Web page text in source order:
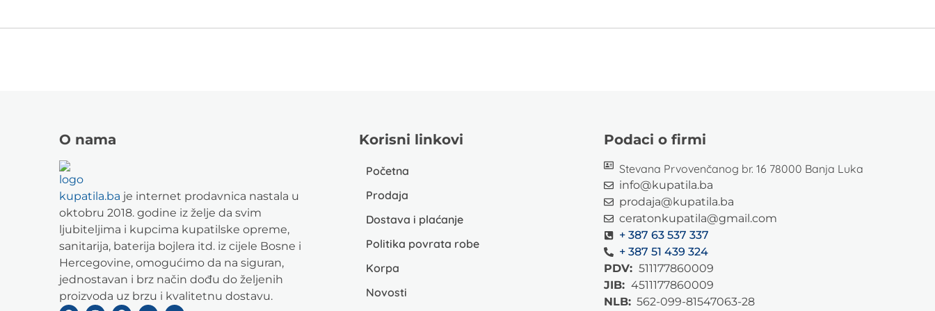
O nama
kupatila.ba je internet prodavnica nastala u
oktobru 2018. godine iz želje da svim
ljubiteljima i kupcima kupatilske opreme,
sanitarija, baterija bojlera itd. iz cijele Bosne i
Hercegovine, omogućimo da na siguran,
jednostavan i brz način dođu do željenih
proizvoda uz brzu i kvalitetnu dostavu.
Korisni linkovi
Početna
Prodaja
Dostava i plaćanje
Politika povrata robe
Korpa
Novosti
Podaci o firmi
Stevana Prvovenčanog br. 16 78000 Banja Luka
info@kupatila.ba
prodaja@kupatila.ba
ceratonkupatila@gmail.com
+ 387 63 537 337
+ 387 51 439 324
PDV: 511177860009
JIB: 4511177860009
NLB:562-099-81547063-28